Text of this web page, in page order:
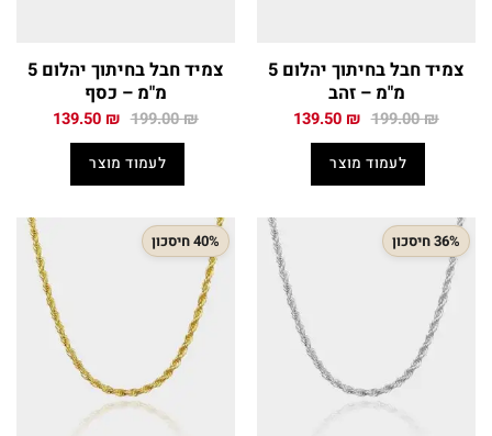
צמיד חבל בחיתוך יהלום 5
מ"מ – זהב
199.00₪ המחיר
199.00 ₪.
139.50 ₪ המחיר
לעמוד מוצר
צמיד חבל בחיתוך יהלום 5
מ"מ – כסף
199.00₪ המחיר
199.00 ₪.
139.50 ₪ המחיר
לעמוד מוצר
36% חיסכון 40% חיסכון